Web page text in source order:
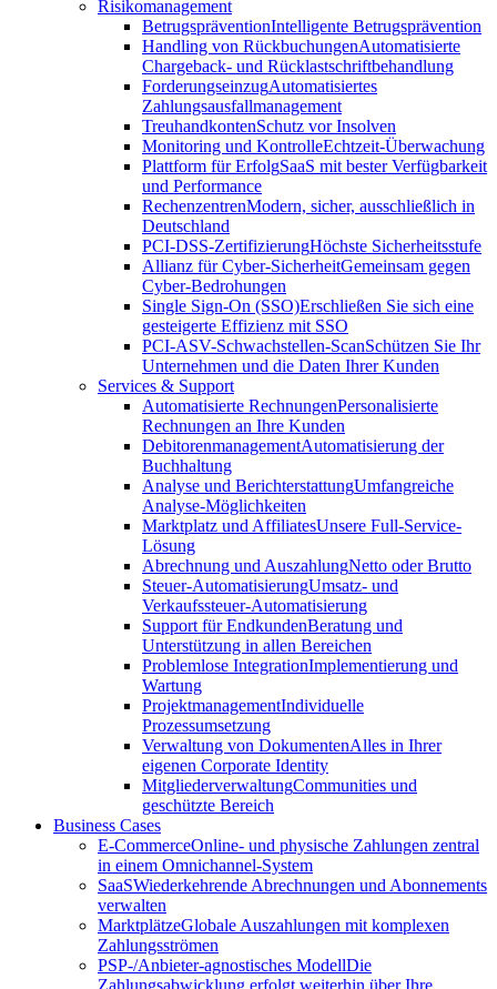
Risikomanagement
BetrugspräventionIntelligente Betrugsprävention
Handling von RückbuchungenAutomatisierte
Chargeback- und Rücklastschriftbehandlung
ForderungseinzugAutomatisiertes
Zahlungsausfallmanagement
TreuhandkontenSchutz vor Insolven
Monitoring und KontrolleEchtzeit-Überwachung
Plattform für ErfolgSaaS mit bester Verfügbarkeit
und Performance
RechenzentrenModern, sicher, ausschließlich in
Deutschland
PCI-DSS-ZertifizierungHöchste Sicherheitsstufe
Allianz für Cyber-SicherheitGemeinsam gegen
Cyber-Bedrohungen
Single Sign-On (SSO)Erschließen Sie sich eine
gesteigerte Effizienz mit SSO
PCI-ASV-Schwachstellen-ScanSchützen Sie Ihr
Unternehmen und die Daten Ihrer Kunden
Services & Support
Automatisierte RechnungenPersonalisierte
Rechnungen an Ihre Kunden
DebitorenmanagementAutomatisierung der
Buchhaltung
Analyse und BerichterstattungUmfangreiche
Analyse-Möglichkeiten
Marktplatz und AffiliatesUnsere Full-Service-
Lösung
Abrechnung und AuszahlungNetto oder Brutto
Steuer-AutomatisierungUmsatz- und
Verkaufssteuer-Automatisierung
Support für EndkundenBeratung und
Unterstützung in allen Bereichen
Problemlose IntegrationImplementierung und
Wartung
ProjektmanagementIndividuelle
Prozessumsetzung
Verwaltung von DokumentenAlles in Ihrer
eigenen Corporate Identity
MitgliederverwaltungCommunities und
geschützte Bereich
Business Cases
E-CommerceOnline- und physische Zahlungen zentral
in einem Omnichannel-System
SaaSWiederkehrende Abrechnungen und Abonnements
verwalten
MarktplätzeGlobale Auszahlungen mit komplexen
Zahlungsströmen
PSP-/Anbieter‑agnostisches ModellDie
Zahlungsabwicklung erfolgt weiterhin über Ihre